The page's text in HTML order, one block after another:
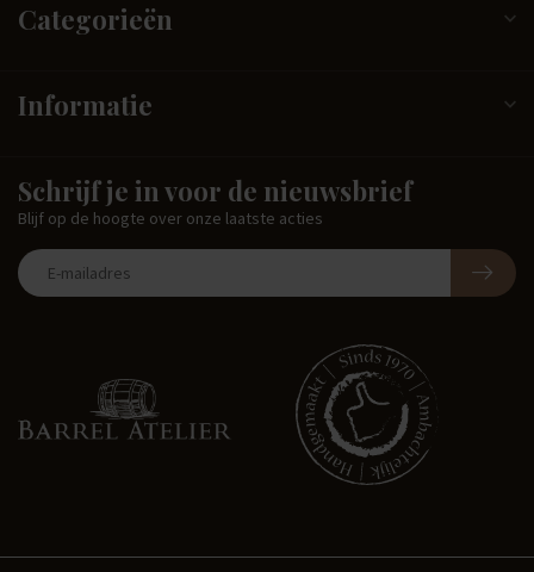
Categorieën
Informatie
Schrijf je in voor de nieuwsbrief
Blijf op de hoogte over onze laatste acties